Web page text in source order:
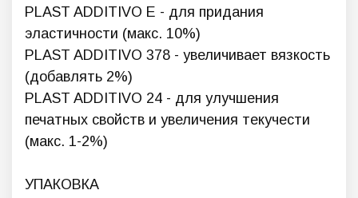
PLAST ADDITIVO E - для придания
эластичности (макс. 10%)
PLAST ADDITIVO 378 - увеличивает вязкость
(добавлять 2%)
PLAST ADDITIVO 24 - для улучшения
печатных свойств и увеличения текучести
(макс. 1-2%)
УПАКОВКА